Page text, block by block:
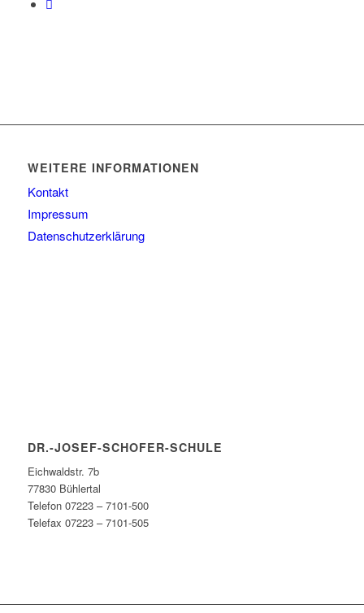
WEITERE INFORMATIONEN
Kontakt
Impressum
Datenschutzerklärung
DR.-JOSEF-SCHOFER-SCHULE
Eichwaldstr. 7b
77830 Bühlertal
Telefon 07223 – 7101-500
Telefax 07223 – 7101-505